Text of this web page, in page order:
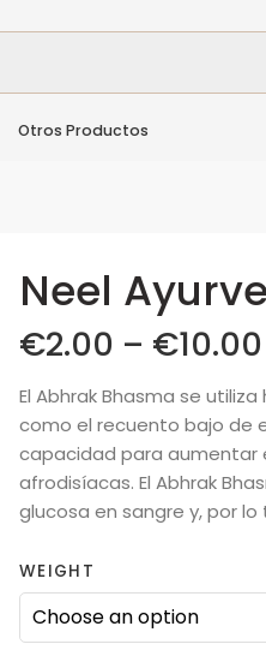
Otros Productos
Neel
€2.00 – €10.00
El Abhrak Bhasma se
como el recuento bajo de
capacidad para aumentar
afrodisíacas. El Abhrak
glucosa en sangre y, por
WEIGHT